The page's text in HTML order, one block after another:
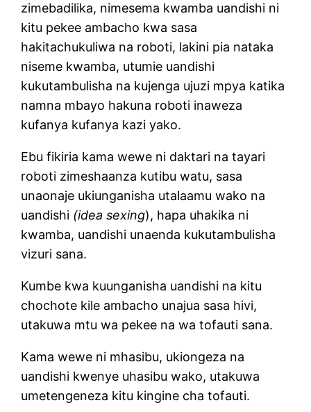
zimebadilika, nimesema kwamba uandishi ni
kitu pekee ambacho kwa sasa
hakitachukuliwa na roboti, lakini pia nataka
niseme kwamba, utumie uandishi
kukutambulisha na kujenga ujuzi mpya katika
namna mbayo hakuna roboti inaweza
kufanya kufanya kazi yako.
Ebu fikiria kama wewe ni daktari na tayari
roboti zimeshaanza kutibu watu, sasa
unaonaje ukiunganisha utalaamu wako na
uandishi (idea sexing), hapa uhakika ni
kwamba, uandishi unaenda kukutambulisha
vizuri sana.
Kumbe kwa kuunganisha uandishi na kitu
chochote kile ambacho unajua sasa hivi,
utakuwa mtu wa pekee na wa tofauti sana.
Kama wewe ni mhasibu, ukiongeza na
uandishi kwenye uhasibu wako, utakuwa
umetengeneza kitu kingine cha tofauti.